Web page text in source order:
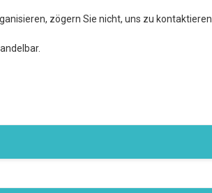
zögern Sie nicht, uns zu kontaktieren.